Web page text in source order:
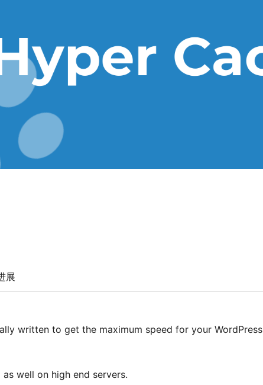
展
written to get the maximum speed for your WordPress
well on high end servers.